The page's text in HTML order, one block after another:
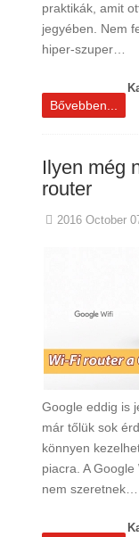
praktikák, amit
jegyében. Nem
hiper-szuper…
Bővebben...
Ilyen még
router
2016 October
Google eddig is
már tőlük sok
könnyen
piacra. A
nem szeretnek…